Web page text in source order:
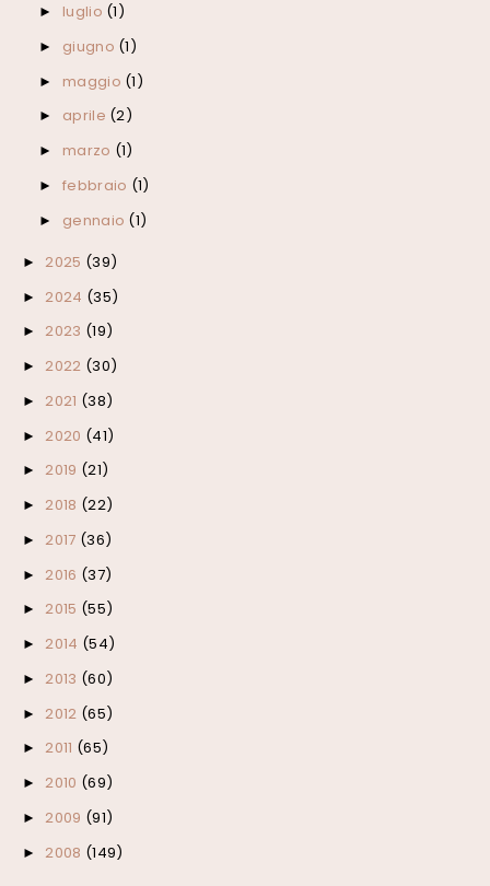
► luglio (1)
► giugno (1)
► maggio (1)
► aprile (2)
► marzo (1)
► febbraio (1)
► gennaio (1)
► 2025 (39)
► 2024 (35)
► 2023 (19)
► 2022 (30)
► 2021 (38)
► 2020 (41)
► 2019 (21)
► 2018 (22)
► 2017 (36)
► 2016 (37)
► 2015 (55)
► 2014 (54)
► 2013 (60)
► 2012 (65)
► 2011 (65)
► 2010 (69)
► 2009 (91)
► 2008 (149)